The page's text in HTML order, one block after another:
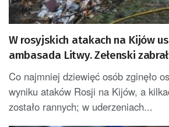
W rosyjskich atakach na Kijów
ambasada Litwy. Zełenski
Co najmniej dziewięć osób zginęło
wyniku ataków Rosji na Kijów, a
zostało rannych; w uderzeniach...